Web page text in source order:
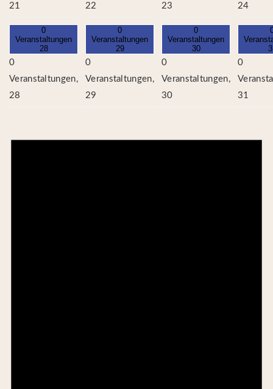
21
22
23
24
0
Veranstaltungen
28
0
Veranstaltungen,
28
0
Veranstaltungen
29
0
Veranstaltungen,
29
0
Veranstaltungen
30
0
Veranstaltungen,
30
0
31